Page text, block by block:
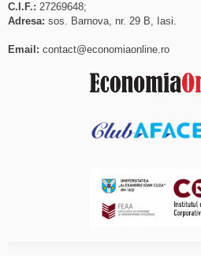
C.I.F.: 27269648;
Adresa: sos. Barnova, nr. 29 B, Iasi.
Email: contact@economiaonline.ro